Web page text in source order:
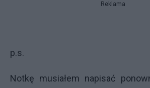
Reklama
p.s.
Notkę musiałem napisać